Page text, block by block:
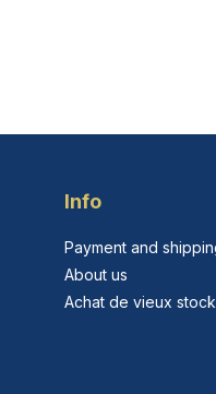
Info
Payment and
About us
Achat de vieux